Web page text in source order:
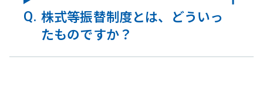
株式等振替制度とは、どういっ
たものですか？